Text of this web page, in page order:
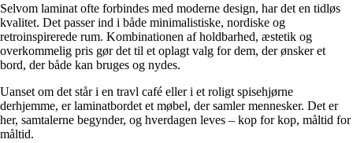
Selvom laminat ofte forbindes med moderne design, har det en tidløs
kvalitet. Det passer ind i både minimalistiske, nordiske og
retroinspirerede rum. Kombinationen af holdbarhed, æstetik og
overkommelig pris gør det til et oplagt valg for dem, der ønsker et
bord, der både kan bruges og nydes.
Uanset om det står i en travl café eller i et roligt spisehjørne
derhjemme, er laminatbordet et møbel, der samler mennesker. Det er
her, samtalerne begynder, og hverdagen leves – kop for kop, måltid for
måltid.